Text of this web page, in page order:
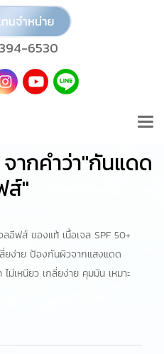
6530
ากคำว่า"กันแดด
ส์"
อีฟส์ ของแท้ เนื้อเจล SPF 50+
ลี่ยง่าย ป้องกันผิวจากแสงแดด
ม่เหนียว เกลี่ยง่าย คุมมัน เหมาะ